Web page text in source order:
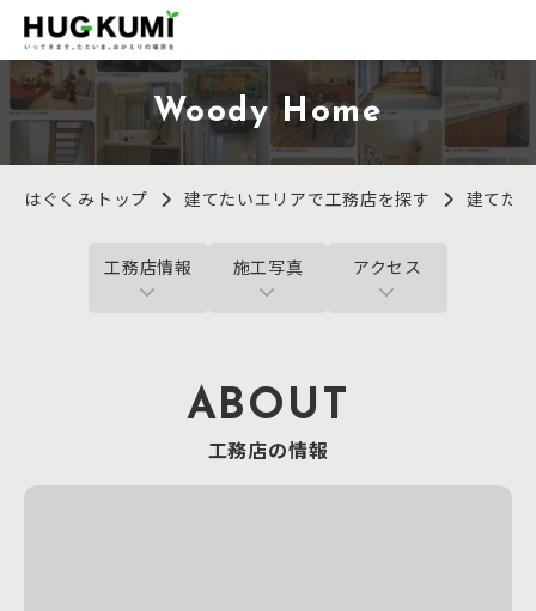
Woody Home
はぐくみトップ 建てたいエリアで工務店を探す 建てた
工務店情報 施工写真 アクセス
ABOUT
工務店の情報